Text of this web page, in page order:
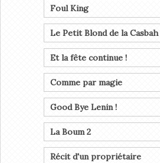
Foul King
Le Petit Blond de la Casbah
Et la fête continue !
Comme par magie
Good Bye Lenin !
La Boum 2
Récit d'un propriétaire